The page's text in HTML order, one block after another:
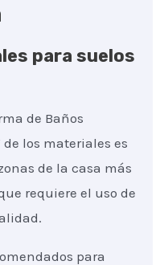
para suelos
de Baños
los materiales es
de la casa más
requiere el uso de
para